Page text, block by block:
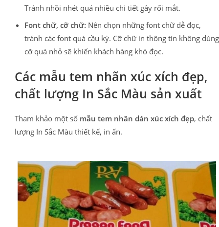
Tránh nhồi nhét quá nhiều chi tiết gây rối mắt.
Font chữ, cỡ chữ: Nên chọn những font chữ dễ đọc,
tránh các font quá cầu kỳ. Cỡ chữ in thông tin không dùng
cỡ quá nhỏ sẽ khiến khách hàng khó đọc.
Các mẫu tem nhãn xúc xích đẹp,
chất lượng In Sắc Màu sản xuất
Tham khảo một số mẫu tem nhãn dán xúc xích đẹp, chất
lượng In Sắc Màu thiết kế, in ấn.